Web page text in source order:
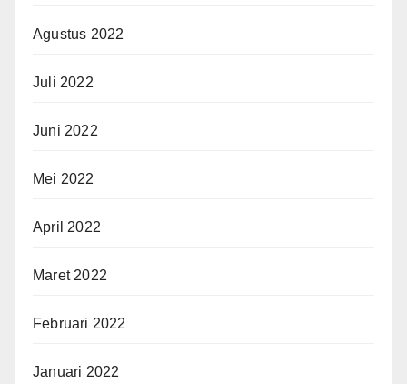
Agustus 2022
Juli 2022
Juni 2022
Mei 2022
April 2022
Maret 2022
Februari 2022
Januari 2022